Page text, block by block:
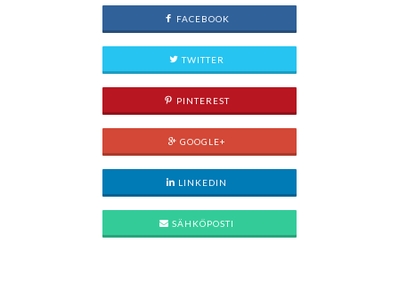
FACEBOOK
TWITTER
PINTEREST
GOOGLE+
LINKEDIN
SÄHKÖPOSTI